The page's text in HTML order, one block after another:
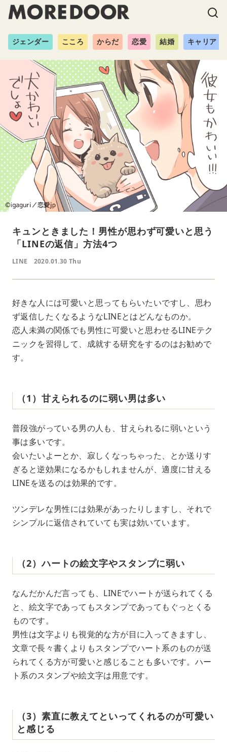
ジェンダー こころ からだ 恋愛 結婚 キャリア
キュンときました！男性が思わず可愛いと思う
「LINEの返信」方法4つ
LINE 2020.01.30 Thu
好きな人には可愛いと思ってもらいたいですし、思わ
ず返信したくなるようなLINEとはどんなものか。
恋人未満の関係でも男性に可愛いと思わせるLINEテク
ニックを習得して、成就する研究をするのはお勧めで
す。
（1）甘えられるのに弱い男は多い
普段強がっている男の人も、甘えられるに弱いという
事は多いです。
会いたいよーとか、寂しくなっちゃった、とか送りす
ぎると逆効果になるかもしれませんが、適度に甘える
LINEを送るのは効果的です。
ツンデレな男性には効果があったりしますし、それで
シンプルに返信されていても実は効いています。
（2）ハートの絵文字やスタンプに弱い
なんだかんだ言っても、LINEでハートが送られてくる
と、絵文字であってもスタンプであってもぐっとくる
ものです。
男性は文字よりも視覚的な方が目に入ってきますし、
文章で長々書くよりもスタンプでハート系のものが送
られてくる方が可愛いと感じることも多いです。ハー
ト系のスタンプや絵文字は用意です。
（3）素直に教えてといってくれるのが可愛い
と感じる